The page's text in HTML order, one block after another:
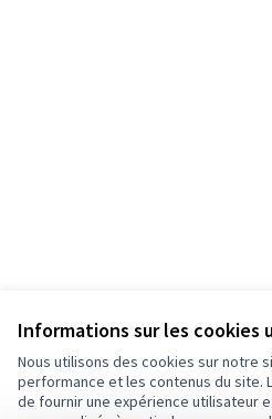
Informations sur les cookies
Nous utilisons des cookies sur notre
performance et les contenus du site.
de fournir une expérience utilisateur